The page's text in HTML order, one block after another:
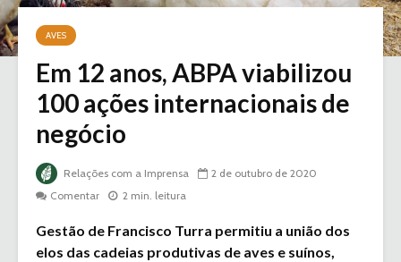
AVES
Em 12 anos, ABPA viabilizou
100 ações internacionais de
negócio
Relações com a Imprensa
2 de outubro de 2020
Comentar
2 min. leitura
Gestão de Francisco Turra permitiu a união dos
elos das cadeias produtivas de aves e suínos,